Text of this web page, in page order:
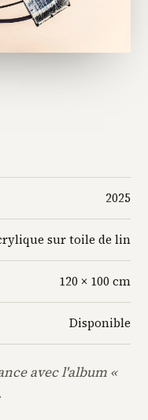
2025
sur toile de lin
120 × 100 cm
Disponible
avec l'album «